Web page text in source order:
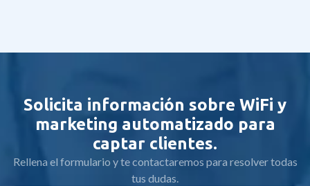
Solicita información sobre WiFi y
marketing automatizado para
captar clientes.
Rellena el formulario y te contactaremos para resolver todas
tus dudas.